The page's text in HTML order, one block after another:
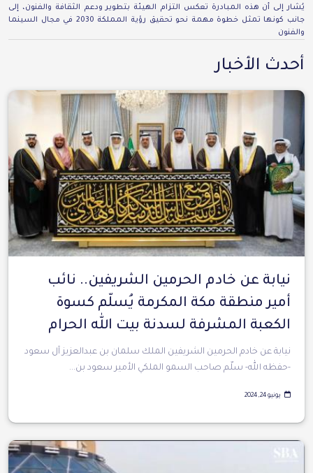
يُشار إلى أن هذه المبادرة تعكس التزام الهيئة بتطوير ودعم الثقافة والفنون، إلى
جانب كونها تمثل خطوة مهمة نحو تحقيق رؤية المملكة 2030 في مجال السينما
والفنون
أحدث الأخبار
نيابة عن خادم الحرمين الشريفين.. نائب
أمير منطقة مكة المكرمة يُسلّم كسوة
الكعبة المشرفة لسدنة بيت الله الحرام
نيابة عن خادم الحرمين الشريفين الملك سلمان بن عبدالعزيز آل سعود
-حفظه الله- سلّم صاحب السمو الملكي الأمير سعود بن...
يونيو 24, 2024